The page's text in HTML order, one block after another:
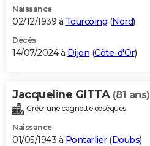
Dictionnaire
Biographies
Citations
Expressions
Proverbes
PROGRAMME TV
S'inscrire
Se connecter
Lycées
Collèges
Primaires
Universités
Entreprises
Service militaire
Avis de recherche
AVIS DE DÉCÈS
Bricolage
Lifestyle
Culture
Sport
Auto
Television
Voyage
Cinema
Naissance
02/12/1939 à Tourcoing (Nord)
Décès
14/07/2024 à Dijon (Côte-d'Or)
Jacqueline GITTA (81 ans)
Créer une cagnotte obsèques
Naissance
01/05/1943 à Pontarlier(Doubs)